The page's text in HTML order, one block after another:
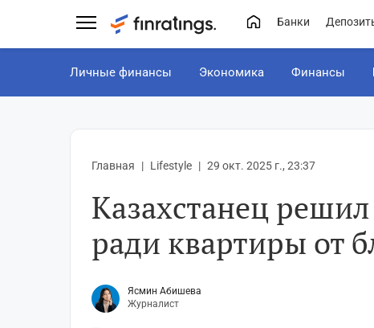
Банки
Личные финансы Экономика Финансы
Главная Lifestyle 29 окт. 2025 г., 23:37
Казахстанец
ради квартиры от
Ясмин Абишева
Журналист